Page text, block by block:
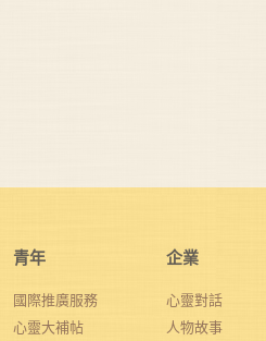
青年
國際推廣服務
心靈大補帖
企業
心靈對話
人物故事